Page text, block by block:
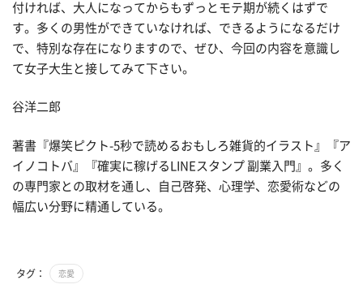
付ければ、大人になってからもずっとモテ期が続くはずで
す。多くの男性ができていなければ、できるようになるだけ
で、特別な存在になりますので、ぜひ、今回の内容を意識し
て女子大生と接してみて下さい。
谷洋二郎
著書『爆笑ピクト-5秒で読めるおもしろ雑貨的イラスト』『ア
イノコトバ』『確実に稼げるLINEスタンプ 副業入門』。多く
の専門家との取材を通し、自己啓発、心理学、恋愛術などの
幅広い分野に精通している。
タグ： 恋愛